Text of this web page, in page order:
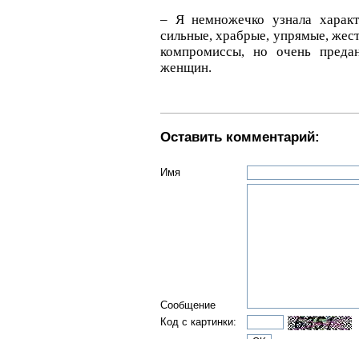
– Я немножечко узнала
сильные, храбрые, упрямые,
компромиссы, но очень
женщин.
Оставить комментарий:
Имя
Сообщение
Код с картинки: